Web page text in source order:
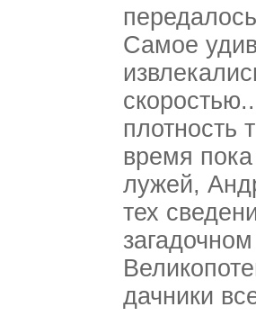
Самое
плотность
время
лужей,
тех
дачники